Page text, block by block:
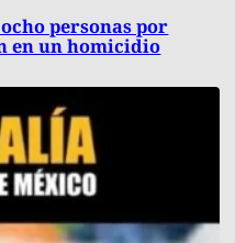
personas por
en un homicidio